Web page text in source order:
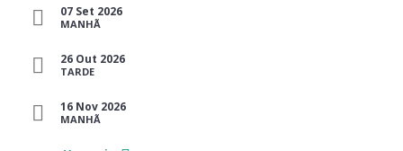
07 Set 2026
MANHÃ
26 Out 2026
TARDE
16 Nov 2026
MANHÃ